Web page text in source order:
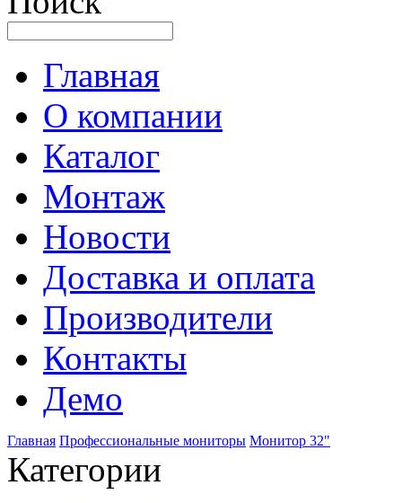
Главная
О компании
Каталог
Монтаж
Новости
Доставка и оплата
Производители
Контакты
Демо
Главная Профессиональные мониторы Монитор 32"
Категории